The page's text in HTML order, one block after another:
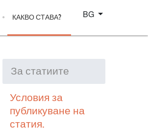
КАКВО СТАВА?
Изберете език
BG
За статиите
Условия за
публикуване на
статия.